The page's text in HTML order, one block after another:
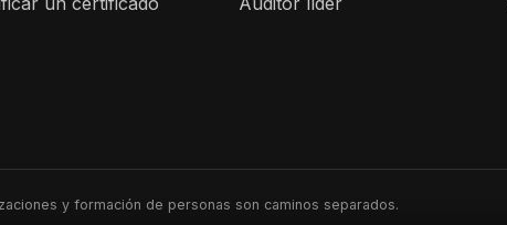
y formación de personas son caminos separados.